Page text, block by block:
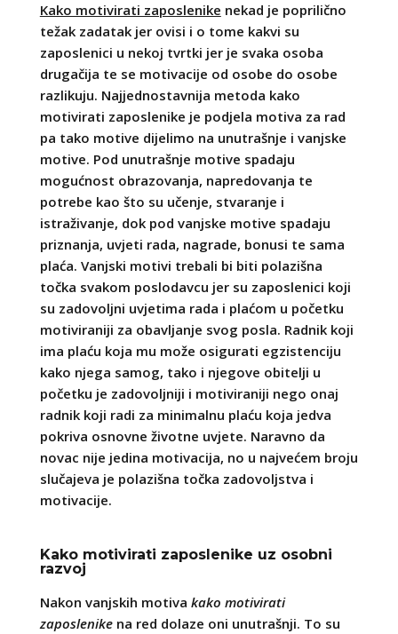
Kako motivirati zaposlenike nekad je poprilično
težak zadatak jer ovisi i o tome kakvi su
zaposlenici u nekoj tvrtki jer je svaka osoba
drugačija te se motivacije od osobe do osobe
razlikuju. Najjednostavnija metoda kako
motivirati zaposlenike je podjela motiva za rad
pa tako motive dijelimo na unutrašnje i vanjske
motive. Pod unutrašnje motive spadaju
mogućnost obrazovanja, napredovanja te
potrebe kao što su učenje, stvaranje i
istraživanje, dok pod vanjske motive spadaju
priznanja, uvjeti rada, nagrade, bonusi te sama
plaća. Vanjski motivi trebali bi biti polazišna
točka svakom poslodavcu jer su zaposlenici koji
su zadovoljni uvjetima rada i plaćom u početku
motiviraniji za obavljanje svog posla. Radnik koji
ima plaću koja mu može osigurati egzistenciju
kako njega samog, tako i njegove obitelji u
početku je zadovoljniji i motiviraniji nego onaj
radnik koji radi za minimalnu plaću koja jedva
pokriva osnovne životne uvjete. Naravno da
novac nije jedina motivacija, no u najvećem broju
slučajeva je polazišna točka zadovoljstva i
motivacije.
Kako motivirati zaposlenike uz osobni
razvoj
Nakon vanjskih motiva kako motivirati
zaposlenikena red dolaze oni unutrašnji. To su